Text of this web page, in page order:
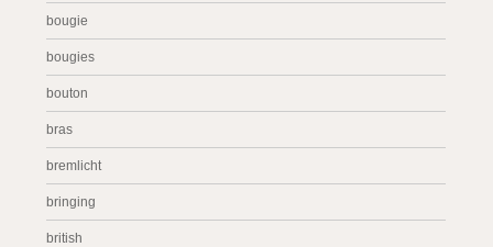
bougie
bougies
bouton
bras
bremlicht
bringing
british